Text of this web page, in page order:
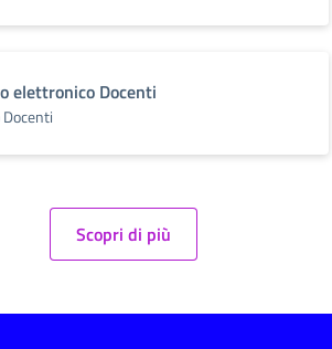
elettronico Docenti
Scopri di più